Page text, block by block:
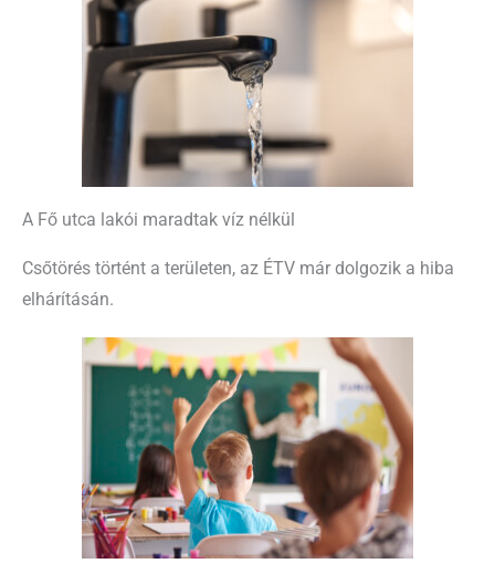
A Fő utca lakói maradtak víz nélkül
Csőtörés történt a területen, az ÉTV már dolgozik a hiba
elhárításán.